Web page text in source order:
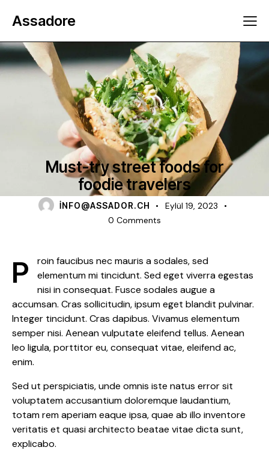
Assadore
STREET FOOD
Must-try street foods for
foodie travelers
INFO@ASSADOR.CH
Eylül 19, 2023
0 Comments
Proin faucibus nec mauris a sodales, sed
elementum mi tincidunt. Sed eget viverra egestas
nisi in consequat. Fusce sodales augue a
accumsan. Cras sollicitudin, ipsum eget blandit pulvinar.
Integer tincidunt. Cras dapibus. Vivamus elementum
semper nisi. Aenean vulputate eleifend tellus. Aenean
leo ligula, porttitor eu, consequat vitae, eleifend ac,
enim.
Sed ut perspiciatis, unde omnis iste natus error sit
voluptatem accusantium doloremque laudantium,
totam rem aperiam eaque ipsa, quae ab illo inventore
veritatis et quasi architecto beatae vitae dicta sunt,
explicabo.